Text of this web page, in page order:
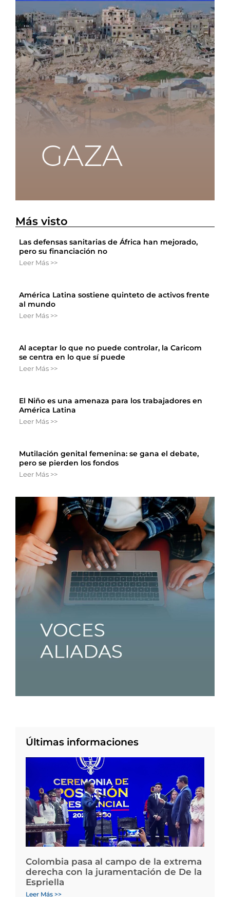
Más visto
Las defensas sanitarias de África han mejorado,
pero su financiación no
Leer Más >>
América Latina sostiene quinteto de activos frente
al mundo
Leer Más >>
Al aceptar lo que no puede controlar, la Caricom
se centra en lo que sí puede
Leer Más >>
El Niño es una amenaza para los trabajadores en
América Latina
Leer Más >>
Mutilación genital femenina: se gana el debate,
pero se pierden los fondos
Leer Más >>
Últimas informaciones
Colombia pasa al campo de la extrema
derecha con la juramentación de De la
Espriella
Leer Más >>